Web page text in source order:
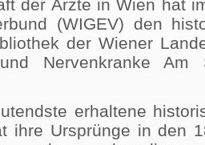
der Ärzte in Wien hat
(WIGEV) den
der Wiener
Nervenkranke Am
erhaltene
ihre Ursprünge in den